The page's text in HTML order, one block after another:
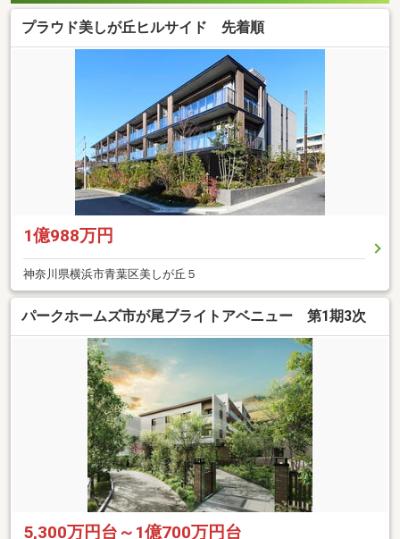
プラウド美しが丘ヒルサイド 先着順
1億988万円
神奈川県横浜市青葉区美しが丘５
パークホームズ市が尾ブライトアベニュー 第1期3次
5,300万円台～1億700万円台